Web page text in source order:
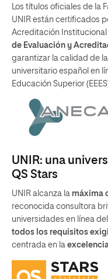
Los títulos oficiales de la
UNIR están certificados
Acreditación Institucional
de Evaluación y
garantizar la calidad de
universitario español en
Educación Superior
UNIR: una
QS Stars
UNIR alcanza la máxima
reconocida consultora
universidades en línea
todos los requisitos
centrada en la